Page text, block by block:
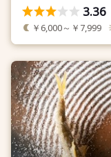
3.36
￥6,000～￥7,999